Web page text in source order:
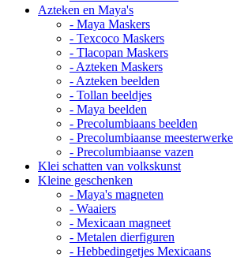
Azteken en Maya's
- Maya Maskers
- Texcoco Maskers
- Tlacopan Maskers
- Azteken Maskers
- Azteken beelden
- Tollan beeldjes
- Maya beelden
- Precolumbiaans beelden
- Precolumbiaanse
- Precolumbiaanse vazen
Klei schatten van volkskunst
Kleine geschenken
- Maya's magneten
- Waaiers
- Mexicaan magneet
- Metalen dierfiguren
- Hebbedingetjes Mexicaans